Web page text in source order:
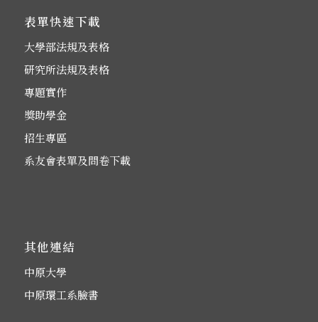
表單快速下載
大學部法規及表格
研究所法規及表格
專題實作
獎助學金
招生專區
系友會表單及問卷下載
其他連結
中原大學
中原環工系臉書